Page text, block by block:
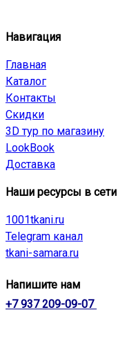
Навигация
Главная
Каталог
Контакты
Скидки
3D тур по магазину
LookBook
Доставка
Наши ресурсы в сети
1001tkani.ru
Telegram канал
tkani-samara.ru
Напишите нам
+7 937 209-09-07